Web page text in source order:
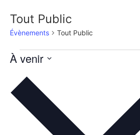
Tout Public
Évènements Tout Public
À venir
date.